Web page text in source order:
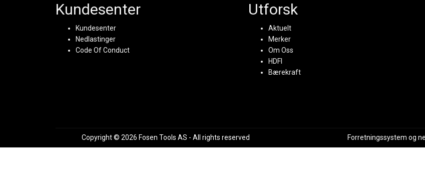
Kundesenter
Kundesenter
Nedlastinger
Code Of Conduct
Utforsk
Aktuelt
Merker
Om Oss
HDFI
Bærekraft
Copyright © 2026 Fosen Tools AS - All rights reserved Forretningssystem og